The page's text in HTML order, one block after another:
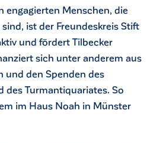
engagierten Menschen, die
ist der Freundeskreis Stift
und fördert Tilbecker
sich unter anderem aus
und den Spenden des
des Turmantiquariates. So
im Haus Noah in Münster